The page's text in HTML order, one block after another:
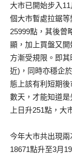
大市已開始步入
個大市暫處拉鋸
25999點，其後曾
顯，加上買盤又
方漸受規限。即
近)，同時亦穩企
態上該有利短期
數天，才能知道
上日升251點，大
今年大市共出現
18671點升至3月